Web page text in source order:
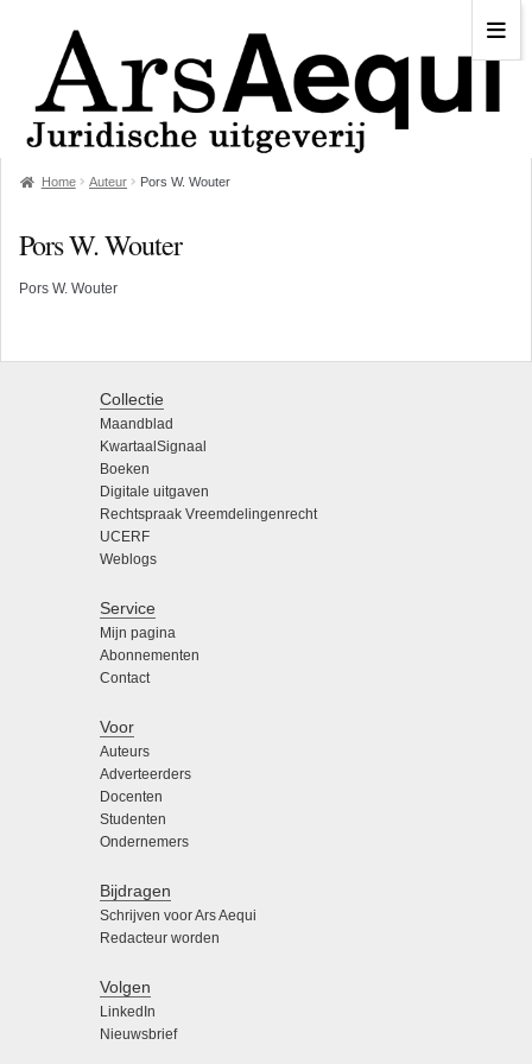
Home Auteur Pors W. Wouter
Pors W. Wouter
Pors W. Wouter
Collectie
Maandblad
KwartaalSignaal
Boeken
Digitale uitgaven
Rechtspraak Vreemdelingenrecht
UCERF
Weblogs
Service
Mijn pagina
Abonnementen
Contact
Voor
Auteurs
Adverteerders
Docenten
Studenten
Ondernemers
Bijdragen
Schrijven voor Ars Aequi
Redacteur worden
Volgen
LinkedIn
Nieuwsbrief